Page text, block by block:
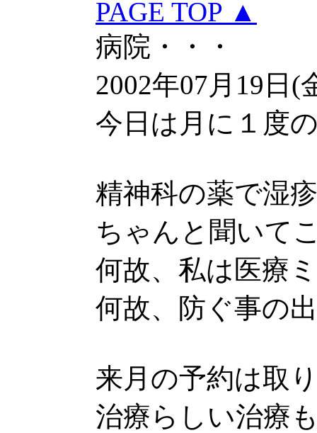
PAGE TOP ▲
病院・・・
2002年07月19日(
今日は月に１度
精神科の薬で湿
ちゃんと聞いて
何故、私は医療
何故、防ぐ事の
来月の予約は取
治療らしい治療